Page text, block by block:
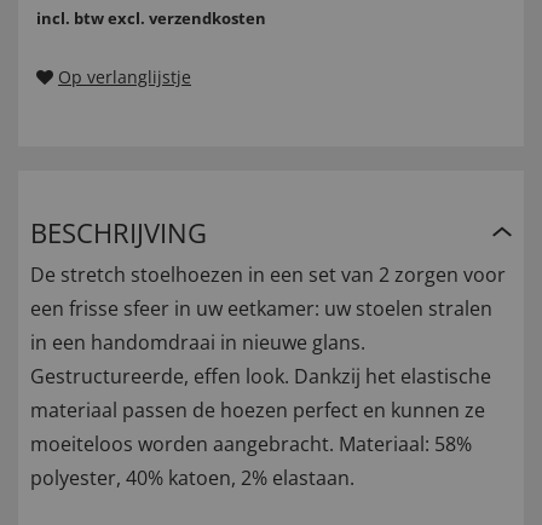
incl. btwexcl. verzendkosten
Op verlanglijstje
BESCHRIJVING
De stretch stoelhoezen in een set van 2 zorgen voor
een frisse sfeer in uw eetkamer: uw stoelen stralen
in een handomdraai in nieuwe glans.
Gestructureerde, effen look. Dankzij het elastische
materiaal passen de hoezen perfect en kunnen ze
moeiteloos worden aangebracht. Materiaal: 58%
polyester, 40% katoen, 2% elastaan.